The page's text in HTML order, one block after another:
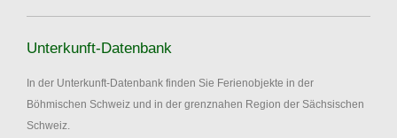
Unterkunft-Datenbank
In der Unterkunft-Datenbank finden Sie Ferienobjekte in der
Böhmischen Schweiz und in der grenznahen Region der Sächsischen
Schweiz.